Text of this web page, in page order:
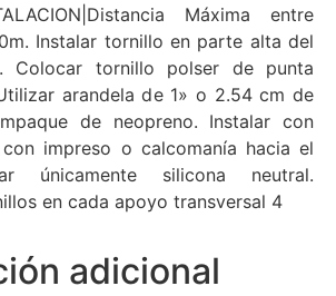
Máxima entre
Instalar tornillo en parte alta del
Colocar tornillo polser de punta
arandela de 1» o 2.54 cm de
de neopreno. Instalar con
impreso o calcomanía hacia el
únicamente silicona neutral.
en cada apoyo transversal 4
adicional